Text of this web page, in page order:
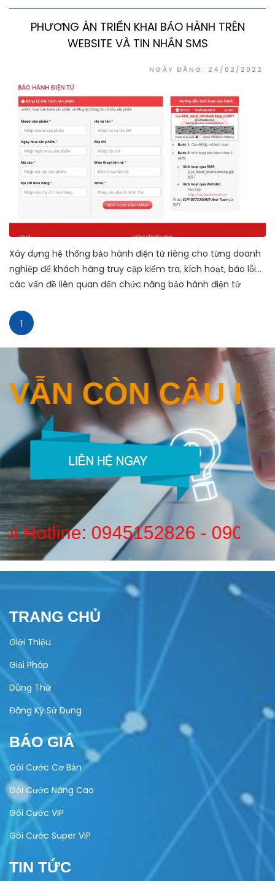
PHƯƠNG ÁN TRIỂN KHAI BẢO HÀNH TRÊN
WEBSITE VÀ TIN NHẮN SMS
NGÀY ĐĂNG: 24/02/2022
Xây dựng hệ thống bảo hành điện tử riêng cho từng doanh
nghiệp để khách hàng truy cập kiểm tra, kích hoạt, báo lỗi...
các vấn đề liên quan đến chức năng bảo hành điện tử
1
VẪN CÒN CÂU
gọi Hotline:0945152826-
TRANG CHỦ
Giới Thiệu
Giải Pháp
Dùng Thử
Đăng Ký Sử Dụng
BÁO GIÁ
Gói Cước Cơ Bản
Gói Cước Nâng Cao
Gói Cước VIP
Gói Cước Super VIP
TIN TỨC